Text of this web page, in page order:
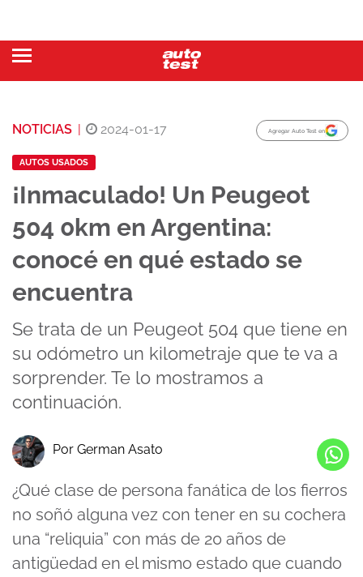
NOTICIAS | 2024-01-17 Agregar Auto Test en
AUTOS USADOS
¡Inmaculado! Un Peugeot
504 0km en Argentina:
conocé en qué estado se
encuentra
Se trata de un Peugeot 504 que tiene en
su odómetro un kilometraje que te va a
sorprender. Te lo mostramos a
continuación.
Por German Asato
¿Qué clase de persona fanática de los fierros
no soñó alguna vez con tener en su cochera
una “reliquia” con más de 20 años de
antigüedad en el mismo estado que cuando